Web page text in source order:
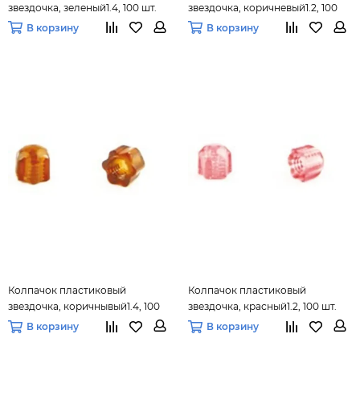
звездочка, зеленый1.4, 100 шт.
В корзину
звездочка, коричневый1.2, 100
шт. В корзину
Колпачок пластиковый
звездочка, коричнывый1.4, 100
шт. В корзину
Колпачок пластиковый
звездочка, красный1.2, 100 шт.
В корзину